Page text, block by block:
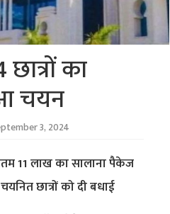
का
चयन
3, 2024
11 लाख का सालाना पैकेज
छात्रों को दी बधाई